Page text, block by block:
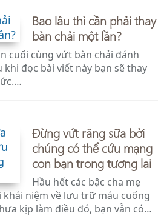
Bao lâu thì cần phải thay
bàn chải một lần?
cuối cùng vứt bàn chải đánh
khi đọc bài viết này bạn sẽ thay
Đừng vứt răng sữa bởi
chúng có thể cứu mạng
con bạn trong tương lai
Hầu hết các bậc cha mẹ
khái niệm về lưu trữ máu cuống
kịp làm điều đó, bạn vẫn có…